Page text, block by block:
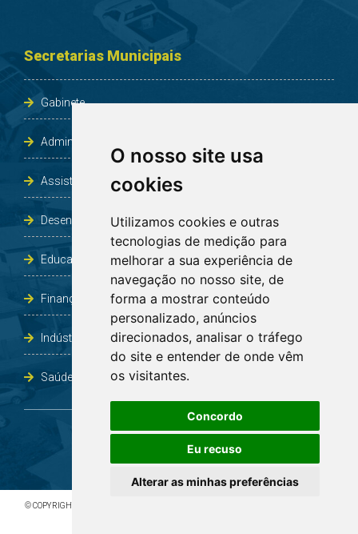
O nosso site usa
cookies
Utilizamos cookies e outras
tecnologias de medição para
melhorar a sua experiência de
navegação no nosso site, de
forma a mostrar conteúdo
personalizado, anúncios
direcionados, analisar o tráfego
do site e entender de onde vêm
os visitantes.
Concordo
Eu recuso
Alterar as minhas preferências
Secretarias Municipais
Gabinete
Administração e Planejamento
Assistência Social e Habitação
Desenvolvimento e Obras
Educação, Cultura, Desporto, Lazer e Turismo
Finanças
Indústria, Comércio, Agricultura e Meio Ambiente
Saúde
© COPYRIGHT 2026 - TODOS OS DIREITOS RESERVADOS À PREFEITURA DE BOA VISTA DO